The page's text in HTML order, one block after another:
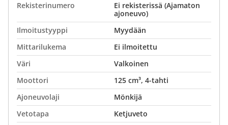
Rekisterinumero
Ei rekisterissä (Ajamaton
ajoneuvo)
Ilmoitustyyppi
Myydään
Mittarilukema
Ei ilmoitettu
Väri
Valkoinen
Moottori
125 cm³, 4-tahti
Ajoneuvolaji
Mönkijä
Vetotapa
Ketjuveto